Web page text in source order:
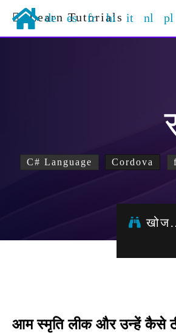
Learn Tutorials
de es fr hi it nl pl
C# Language Cordova
आम स्मृति लीक और उन्हें कैसे